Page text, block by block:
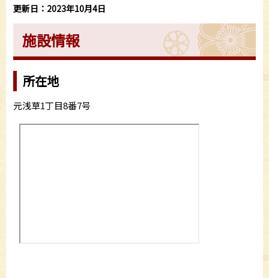
更新日：2023年10月4日
施設情報
所在地
元浅草1丁目8番7号